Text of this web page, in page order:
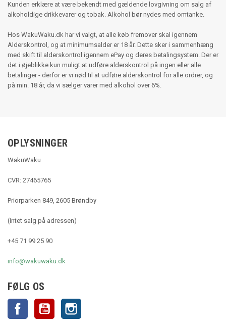
Kunden erklære at være bekendt med gældende lovgivning om salg af
alkoholdige drikkevarer og tobak. Alkohol bør nydes med omtanke.
Hos WakuWaku.dk har vi valgt, at alle køb fremover skal igennem
Alderskontrol, og at minimumsalder er 18 år. Dette sker i sammenhæng
med skift til alderskontrol igennem ePay og deres betalingsystem. Der er
det i øjeblikke kun muligt at udføre alderskontrol på ingen eller alle
betalinger - derfor er vi nød til at udføre alderskontrol for alle ordrer, og
på min. 18 år, da vi sælger varer med alkohol over 6%.
OPLYSNINGER
WakuWaku
CVR: 27465765
Priorparken 849, 2605 Brøndby
(Intet salg på adressen)
+45 71 99 25 90
info@wakuwaku.dk
FØLG OS
Facebook YouTube